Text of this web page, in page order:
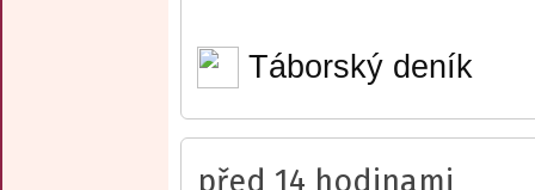
Táborský deník
před 14 hodinami